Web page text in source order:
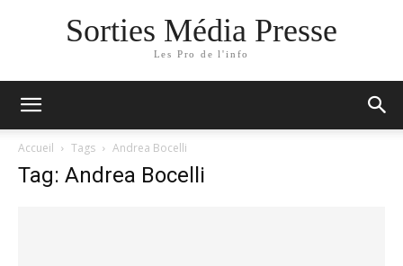
Sorties Média Presse
Les Pro de l'info
Accueil Tags Andrea Bocelli
Tag: Andrea Bocelli